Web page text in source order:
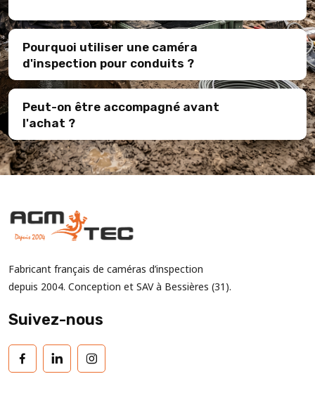
Pourquoi utiliser une caméra
d'inspection pour conduits ?
Peut-on être accompagné avant
l'achat ?
Fabricant français de caméras d’inspection
depuis 2004. Conception et SAV à Bessières (31).
Suivez-nous